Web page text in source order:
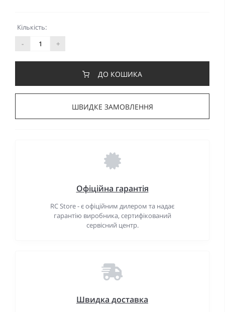
Кількість:
-
+
ДО КОШИКА
ШВИДКЕ ЗАМОВЛЕННЯ
Офіційна гарантія
RC Store - є офіційним дилером та надає
гарантію виробника, сертифікований
сервісний центр.
Швидка доставка